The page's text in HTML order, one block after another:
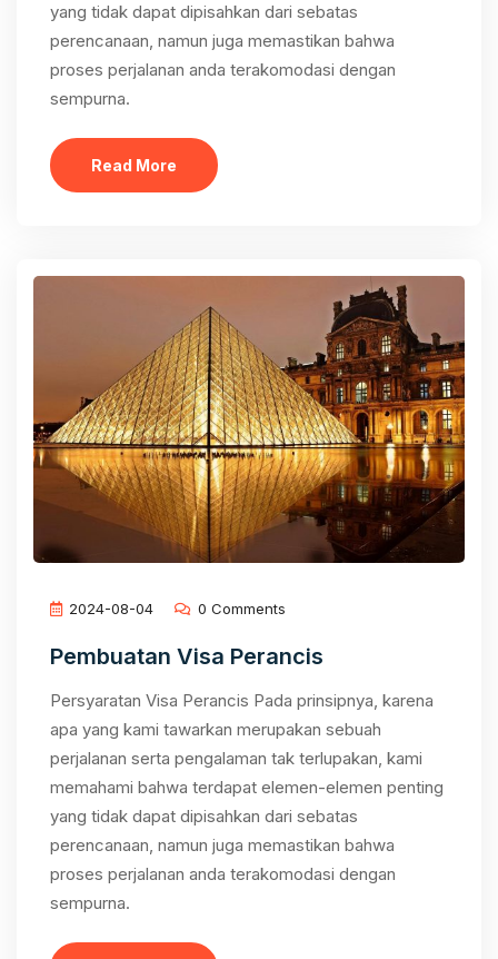
yang tidak dapat dipisahkan dari sebatas
perencanaan, namun juga memastikan bahwa
proses perjalanan anda terakomodasi dengan
sempurna.
Read More
2024-08-04 0 Comments
Pembuatan Visa Perancis
Persyaratan Visa Perancis Pada prinsipnya, karena
apa yang kami tawarkan merupakan sebuah
perjalanan serta pengalaman tak terlupakan, kami
memahami bahwa terdapat elemen-elemen penting
yang tidak dapat dipisahkan dari sebatas
perencanaan, namun juga memastikan bahwa
proses perjalanan anda terakomodasi dengan
sempurna.